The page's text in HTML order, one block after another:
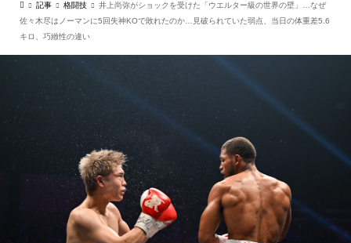
記事 格闘技
井上尚弥がショックを受けた「ウエルター級の世界の壁」…なぜ
佐々木尽はノーマンに5回失神KOで敗れたのか…見破られていた弱点、当日の体重差5.6
キロ、巧緻性の違い